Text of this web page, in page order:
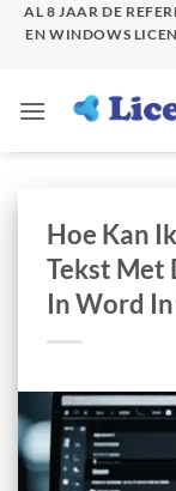
SkipAL 8 JAAR DE
EN WINDOWS
Hoe Kan
Tekst Met
In Word